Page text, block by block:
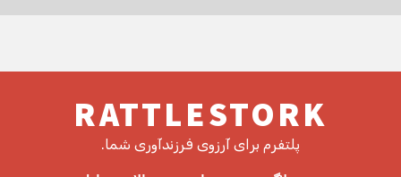
RATTLESTORK
پلتفرم برای آرزوی فرزندآوری شما.